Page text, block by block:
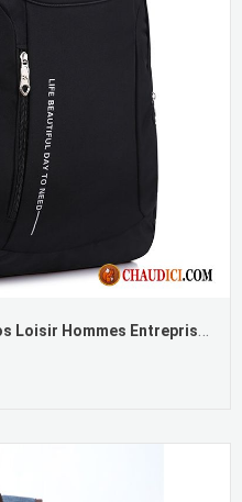
Protection Sac À Dos Sac À Dos Loisir Hommes Entreprise Tendance